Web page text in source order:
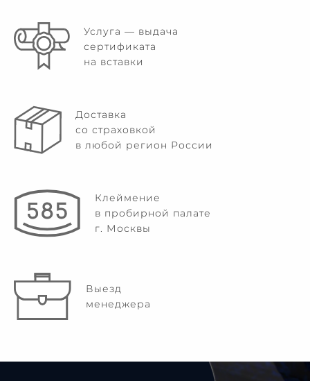
Услуга — выдача
сертификата
на вставки
Доставка
со страховкой
в любой регион России
Клеймение
в пробирной палате
г. Москвы
Выезд
менеджера